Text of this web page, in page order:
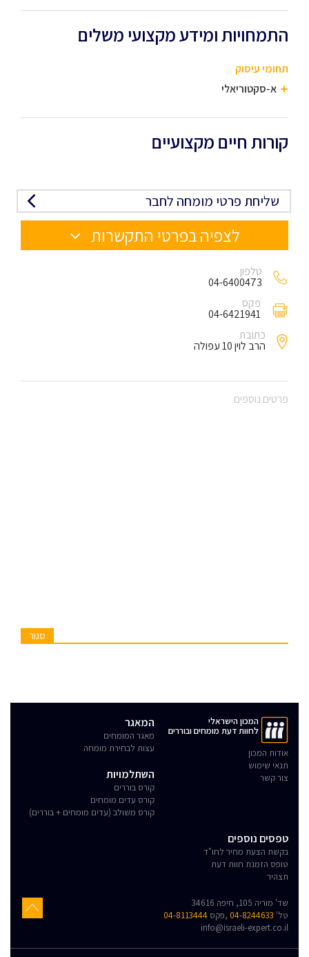
התמחויות ומידע מקצועי משלים
תחומי עיסוק
א-סקטוריאלי
קורות חיים מקצועיים
שליחת פרטי מומחה לחבר
לצפיה בפרטי התקשרות
טלפון
04-6400473
פקס
04-6421941
כתובת
הרב לוין 10 עפולה
פרטים נוספים
סגור
המכון הישראלי
לחוות דעת מומחים ובוררים
אודות המכון
תנאי שימוש
צור קשר
המאגר
מאגר המומחים
עצות לבחירת מומחה
השתלמויות
קורס בוררים
קורס עדים מומחים
קורס משולב (עדים מומחים + בוררים)
טפסים נוספים
בקשת הצעת מחיר לחו"ד
טופס הזמנת חוות דעת
תצהיר
שד' מוריה 105, חיפה 34616
טל' 04-8244633 ,פקס 04-8113444
info@israeli-expert.co.il